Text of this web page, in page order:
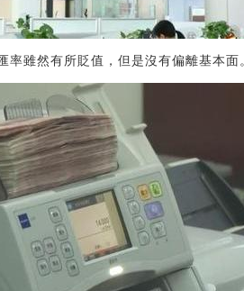
雖然有所貶值，但是沒有偏離基本面